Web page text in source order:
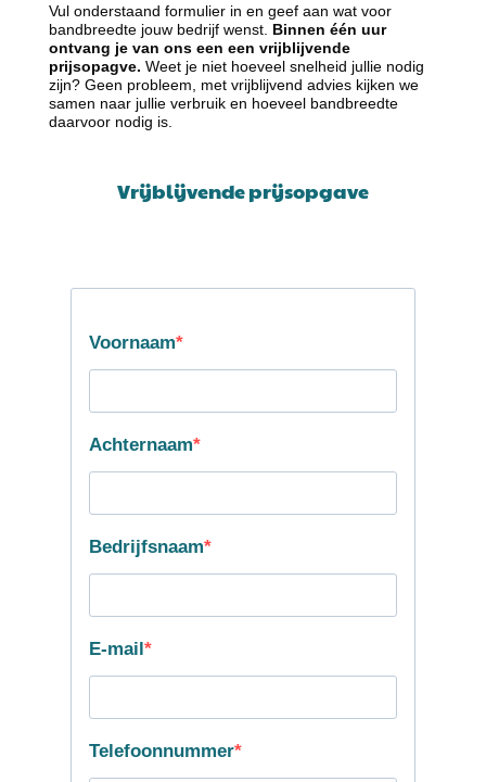
Vul onderstaand formulier in en geef aan wat voor
bandbreedte jouw bedrijf wenst. Binnen één uur
ontvang je van ons een een vrijblijvende
prijsopagve. Weet je niet hoeveel snelheid jullie nodig
zijn? Geen probleem, met vrijblijvend advies kijken we
samen naar jullie verbruik en hoeveel bandbreedte
daarvoor nodig is.
Vrijblijvende prijsopgave